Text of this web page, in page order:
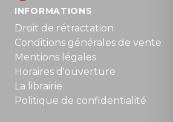
INFORMATIONS
Droit de rétractation
Conditions générales de vente
Mentions légales
Horaires d'ouverture
La librairie
Politique de confidentialité